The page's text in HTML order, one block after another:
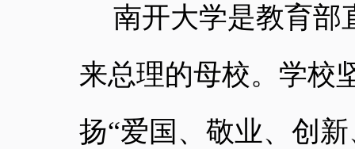
南开大学是教育部
来总理的母校。学校
扬“爱国、敬业、创